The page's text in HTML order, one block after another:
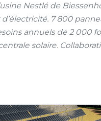
Nestlé de
7 800
annuels de 2 000
solaire.